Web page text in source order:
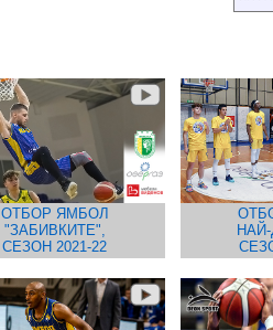
ОТБОР ЯМБОЛ
"ЗАБИВКИТЕ",
СЕЗОН 2021-22